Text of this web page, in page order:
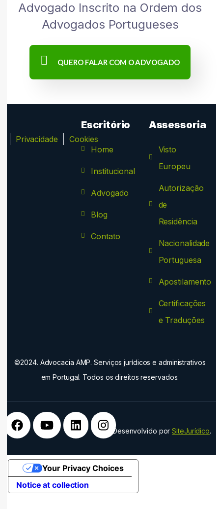
Advogado Inscrito na Ordem dos
Advogados Portugueses
QUERO FALAR COM O ADVOGADO
Privacidade Cookies
Escritório
Home
Institucional
Advogado
Blog
Contato
Assessoria
Visto
Europeu
Autorização
de
Residência
Nacionalidade
Portuguesa
Apostilamento
Certificações
e Traduções
©2024. Advocacia AMP. Serviços jurídicos e administrativos
em Portugal. Todos os direitos reservados.
Desenvolvido porSiteJurídico.
Notice at collection
Your Privacy Choices